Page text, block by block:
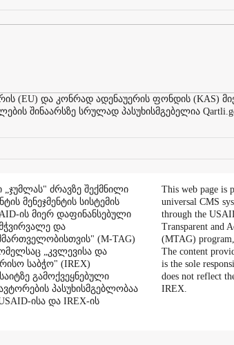
(EU) და კონრად ადენაუერის ფონდის (KAS)
შინაარსზე სრულად პასუხისმგებელია
ძრავზე შექმნილი
მენეჯმენტის სისტემის
ის მიერ დაფინანსებული
და
(M-TAG)
„კვლევისა და
საბჭო" (IREX)
გამოქვეყნებული
პასუხისმგებლობაა
ისა და IREX-ის
This web page is
universal CMS
through the
Transparent and
(MTAG)
The content
is the sole
does not reflect
IREX.